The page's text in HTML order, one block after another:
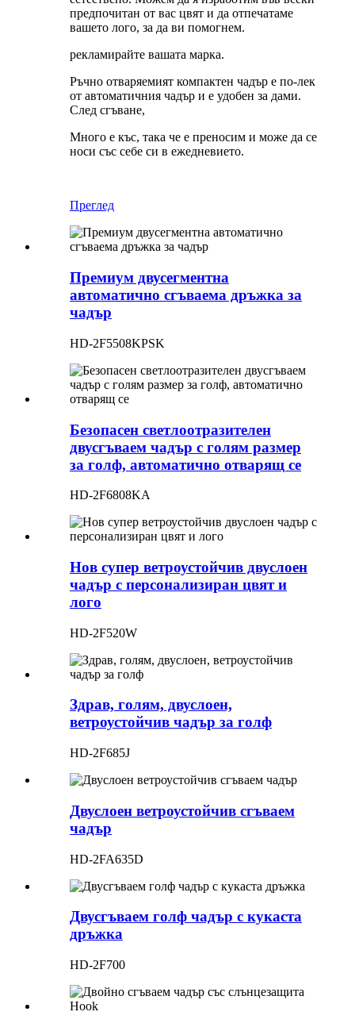
предпочитан от вас цвят и да отпечатаме
вашето лого, за да ви помогнем.
рекламирайте вашата марка.
Ръчно отваряемият компактен чадър е по-лек
от автоматичния чадър и е удобен за дами.
След сгъване,
Много е къс, така че е преносим и може да се
носи със себе си в ежедневието.
Преглед
Премиум двусегментна
автоматично сгъваема дръжка за
чадър
HD-2F5508KPSK
Безопасен светлоотразителен
двусгъваем чадър с голям размер
за голф, автоматично отварящ се
HD-2F6808KA
Нов супер ветроустойчив двуслоен
чадър с персонализиран цвят и
лого
HD-2F520W
Здрав, голям, двуслоен,
ветроустойчив чадър за голф
HD-2F685J
Двуслоен ветроустойчив сгъваем
чадър
HD-2FA635D
Двусгъваем голф чадър с кукаста
дръжка
HD-2F700